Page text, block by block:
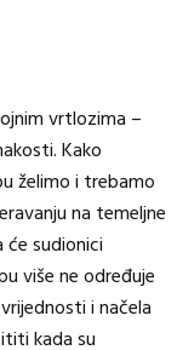
vrtlozima –
Kako
želimo i trebamo
na temeljne
će sudionici
više ne određuje
i načela
kada su